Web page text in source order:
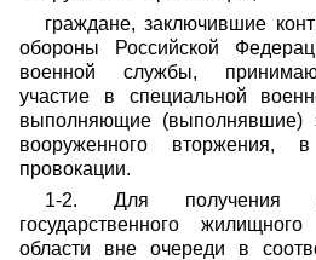
граждане, заключившие
обороны Российской
военной службы,
участие в специальной
выполняющие (выполнявшие)
вооруженного вторжения,
провокации.
1-2. Для получения
государственного
области вне очереди в